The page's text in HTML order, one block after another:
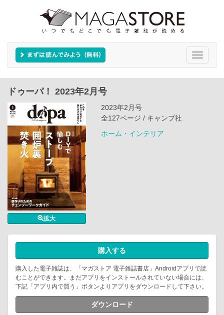
Toggle
ドゥーパ！ 2023年2月号
拡大
2023年2月号
全127ページ / キャンプ社
ホーム・インテリア
購入する
購入した電子雑誌は、「マガストア 電子雑誌書店」Androidアプリで読
むことができます。まだアプリをインストールされていない場合には、
下記「アプリ内で買う」ボタンよりアプリをダウンロードして下さい。
ダウンロード